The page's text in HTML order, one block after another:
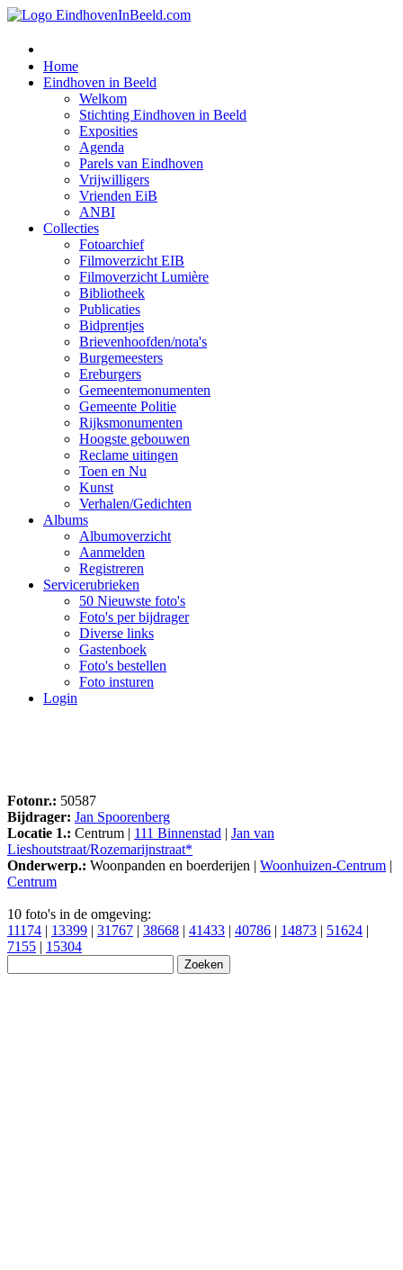
Home
Eindhoven in Beeld
Welkom
Stichting Eindhoven in Beeld
Exposities
Agenda
Parels van Eindhoven
Vrijwilligers
Vrienden EiB
ANBI
Collecties
Fotoarchief
Filmoverzicht EIB
Filmoverzicht Lumière
Bibliotheek
Publicaties
Bidprentjes
Brievenhoofden/nota's
Burgemeesters
Ereburgers
Gemeentemonumenten
Gemeente Politie
Rijksmonumenten
Hoogste gebouwen
Reclame uitingen
Toen en Nu
Kunst
Verhalen/Gedichten
Albums
Albumoverzicht
Aanmelden
Registreren
Servicerubrieken
50 Nieuwste foto's
Foto's per bijdrager
Diverse links
Gastenboek
Foto's bestellen
Foto insturen
Login
Fotonr.: 50587
Bijdrager: Jan Spoorenberg
Locatie 1.: Centrum | 111 Binnenstad | Jan van
Lieshoutstraat/Rozemarijnstraat*
Onderwerp.: Woonpanden en boerderijen | Woonhuizen-Centrum |
Centrum
10 foto's in de omgeving:
11174 | 13399 | 31767 | 38668 | 41433 | 40786 | 14873 | 51624 |
7155 | 15304